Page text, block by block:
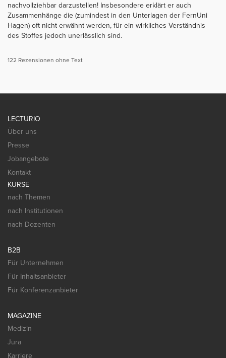
nachvollziehbar darzustellen! Insbesondere erklärt er auch
Zusammenhänge die (zumindest in den Unterlagen der FernUni
Hagen) oft nicht erwähnt werden, für ein wirkliches Verständnis
des Stoffes jedoch unerlässlich sind.
122 Rezensionen ohne Text
LECTURIO
Über uns
Presse
Jobangebote
Kontakt
KURSE
nach Themen
nach Institutionen
nach Dozenten
B2B
Für Unternehmen
Für Inhaltsanbieter
Für Konferenzanbieter
MAGAZINE
Medizin
Jura
Karriere